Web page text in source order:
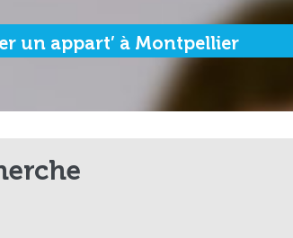
un appart’ à Montpellier